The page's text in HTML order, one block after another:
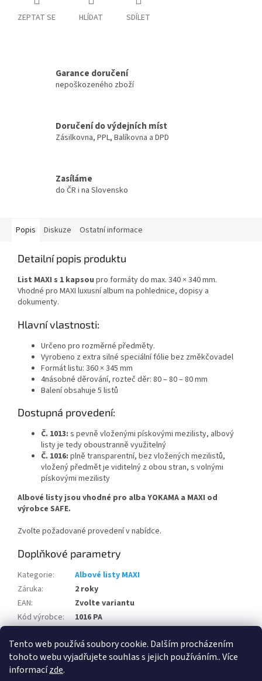
Tento web používá soubory cookie. Dalším procházením
tohoto webu vyjadřujete souhlas s jejich používáním.. Více
informacízde.
ZEPTAT SE HLÍDAT SDÍLET
Garance doručení
nepoškozeného zboží
Doručení do výdejních míst
Zásilkovna, PPL, Balíkovna a DPD
Zasíláme
do ČR i na Slovensko
Popis Diskuze Ostatní informace
Detailní popis produktu
List MAXI s 1 kapsou pro formáty do max. 340 × 340 mm.
Vhodné pro MAXI luxusní album na pohlednice, dopisy a
dokumenty.
Hlavní vlastnosti:
Určeno pro rozměrné předměty.
Vyrobeno z extra silné speciální fólie bez změkčovadel
Formát listu: 360 × 345 mm
4násobné děrování, rozteč děr: 80 – 80 – 80 mm
Balení obsahuje 5 listů
Dostupná provedení:
Č. 1013: s pevně vloženými pískovými mezilisty, albový
listy je tedy oboustranně využitelný
Č. 1016: plně transparentní, bez vložených mezilistů,
vložený předmět je viditelný z obou stran, s volnými
pískovými mezilisty
Albové listy jsou vhodné pro alba YOKAMA a MAXI od
výrobce SAFE.
Zvolte požadované provedení v nabídce.
Doplňkové parametry
Kategorie:
Albové listy MAXI
Záruka:
2 roky
EAN:
Zvolte variantu
Kód výrobce:
1016 PA
Počet v balení: 5 ks